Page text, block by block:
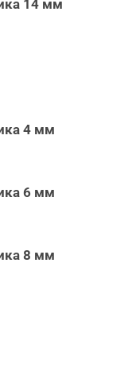
14 мм
4 мм
6 мм
8 мм